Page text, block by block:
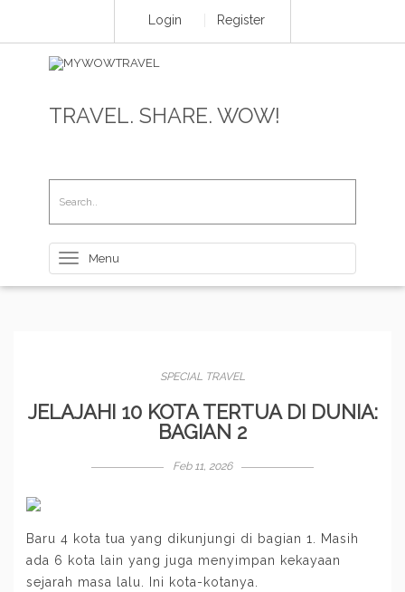
Login Register
TRAVEL. SHARE. WOW!
navigation
SPECIAL TRAVEL
JELAJAHI 10 KOTA TERTUA DI DUNIA:
BAGIAN 2
Feb 11, 2026
Baru 4 kota tua yang dikunjungi di bagian 1
. Masih
ada 6 kota lain yang juga menyimpan kekayaan
sejarah masa lalu. Ini kota-kotanya.